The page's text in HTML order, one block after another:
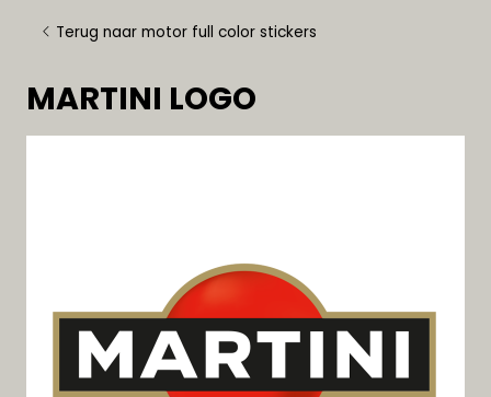
Terug naar motor full color stickers
MARTINI LOGO